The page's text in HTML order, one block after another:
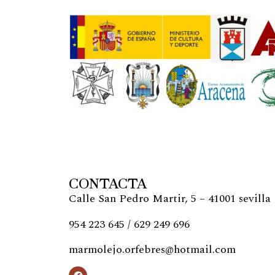
CONTACTA
Calle San Pedro Martir, 5 – 41001 sevilla
954 223 645 / 629 249 696
marmolejo.orfebres@hotmail.com